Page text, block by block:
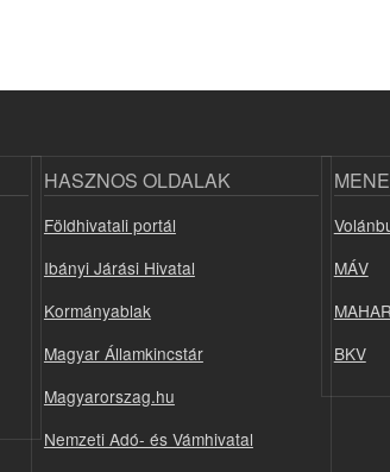
HASZNOS OLDALAK
Földhivatali portál
Ibányi Járási Hivatal
Kormányablak
Magyar Államkincstár
Magyarorszag.hu
Nemzeti Adó- és Vámhivatal
MÁV
BKV